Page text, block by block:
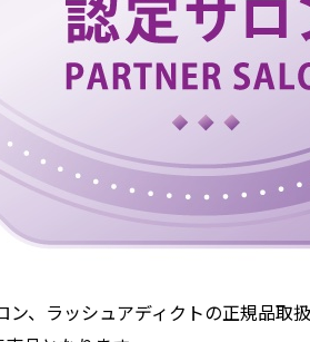
、ラッシュアディクトの正規品取扱